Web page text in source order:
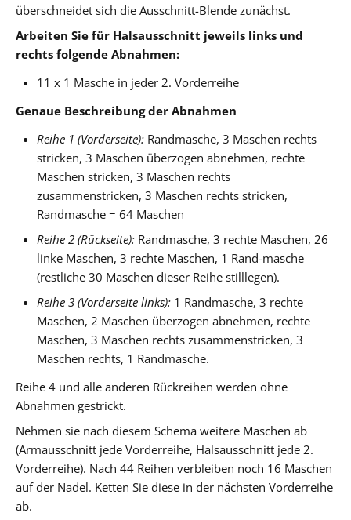
überschneidet sich die Ausschnitt-Blende zunächst.
Arbeiten Sie für Halsausschnitt jeweils links und
rechts folgende Abnahmen:
11 x 1 Masche in jeder 2. Vorderreihe
Genaue Beschreibung der Abnahmen
Reihe 1 (Vorderseite): Randmasche, 3 Maschen rechts
stricken, 3 Maschen überzogen abnehmen, rechte
Maschen stricken, 3 Maschen rechts
zusammenstricken, 3 Maschen rechts stricken,
Randmasche = 64 Maschen
Reihe 2 (Rückseite): Randmasche, 3 rechte Maschen, 26
linke Maschen, 3 rechte Maschen, 1 Rand-masche
(restliche 30 Maschen dieser Reihe stilllegen).
Reihe 3 (Vorderseite links): 1 Randmasche, 3 rechte
Maschen, 2 Maschen überzogen abnehmen, rechte
Maschen, 3 Maschen rechts zusammenstricken, 3
Maschen rechts, 1 Randmasche.
Reihe 4 und alle anderen Rückreihen werden ohne
Abnahmen gestrickt.
Nehmen sie nach diesem Schema weitere Maschen ab
(Armausschnitt jede Vorderreihe, Halsausschnitt jede 2.
Vorderreihe). Nach 44 Reihen verbleiben noch 16 Maschen
auf der Nadel. Ketten Sie diese in der nächsten Vorderreihe
ab.